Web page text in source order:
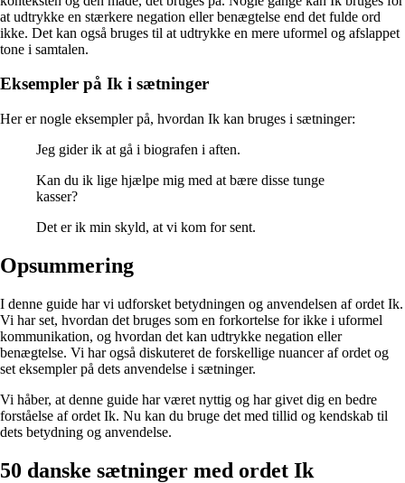
at udtrykke en stærkere negation eller benægtelse end det fulde ord
ikke. Det kan også bruges til at udtrykke en mere uformel og afslappet
tone i samtalen.
Eksempler på Ik i sætninger
Her er nogle eksempler på, hvordan Ik kan bruges i sætninger:
Jeg gider ik at gå i biografen i aften.
Kan du ik lige hjælpe mig med at bære disse tunge
kasser?
Det er ik min skyld, at vi kom for sent.
Opsummering
I denne guide har vi udforsket betydningen og anvendelsen af ordet Ik.
Vi har set, hvordan det bruges som en forkortelse for ikke i uformel
kommunikation, og hvordan det kan udtrykke negation eller
benægtelse. Vi har også diskuteret de forskellige nuancer af ordet og
set eksempler på dets anvendelse i sætninger.
Vi håber, at denne guide har været nyttig og har givet dig en bedre
forståelse af ordet Ik. Nu kan du bruge det med tillid og kendskab til
dets betydning og anvendelse.
50 danske sætninger med ordet Ik